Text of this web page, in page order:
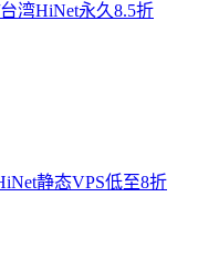
湾HiNet永久8.5折
静态VPS低至8折